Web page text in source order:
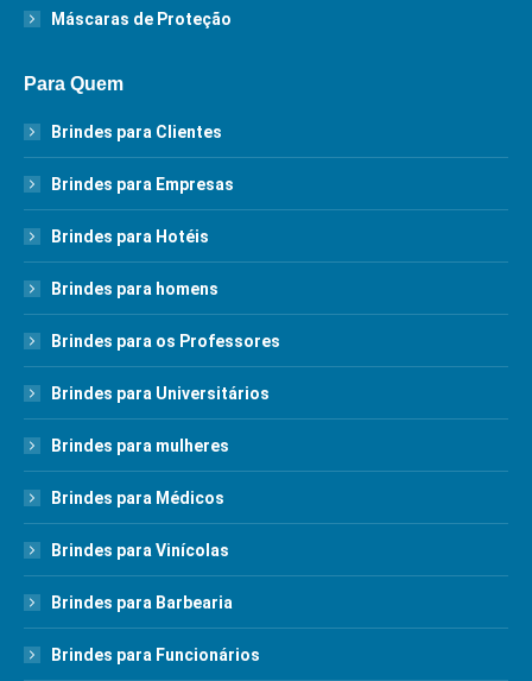
Máscaras de Proteção
Para Quem
Brindes para Clientes
Brindes para Empresas
Brindes para Hotéis
Brindes para homens
Brindes para os Professores
Brindes para Universitários
Brindes para mulheres
Brindes para Médicos
Brindes para Vinícolas
Brindes para Barbearia
Brindes para Funcionários